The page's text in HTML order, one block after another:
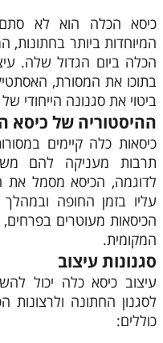
כיסא הכלה הוא לא
המיוחדות ביותר
הכלה ביום הגדול שלה.
בתוכו את המסורת,
ביטוי את סגנונה הייחודי
ההיסטוריה של כיסא
כיסאות כלה קיימים
תרבות מעניקה להם
לדוגמה, הכיסא מסמל את
עליו בזמן החופה
הכיסאות מעוטרים
המקומית.
סגנונות עיצוב
עיצוב כיסא כלה יכול
לסגנון החתונה ולרצונות
כוללים: